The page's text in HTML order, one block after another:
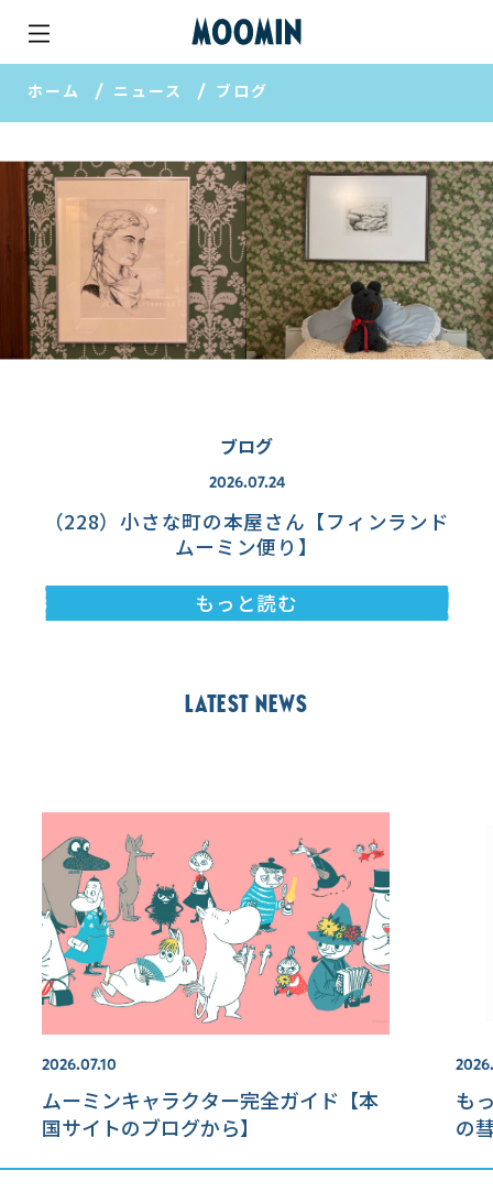
ホーム ニュース ブログ
ブログ
2026.07.24
（228）小さな町の本屋さん【フィンランド
ムーミン便り】
もっと読む
Latest news
2026.07.10
ムーミンキャラクター完全ガイド【本
国サイトのブログから】
も
の